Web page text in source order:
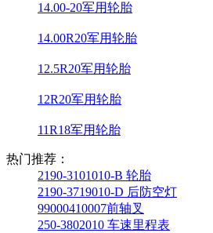
14.00-20军用轮胎
14.00R20军用轮胎
12.5R20军用轮胎
12R20军用轮胎
11R18军用轮胎
热门推荐：
2190-3101010-B 轮胎
2190-3719010-D 后防空灯
99000410007前轴叉
250-3802010 车速里程表